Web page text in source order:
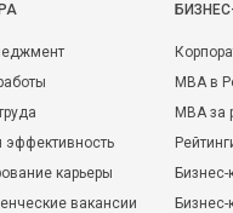
эффективность
карьеры
вакансии
MBA в
MBA
Бизнес-